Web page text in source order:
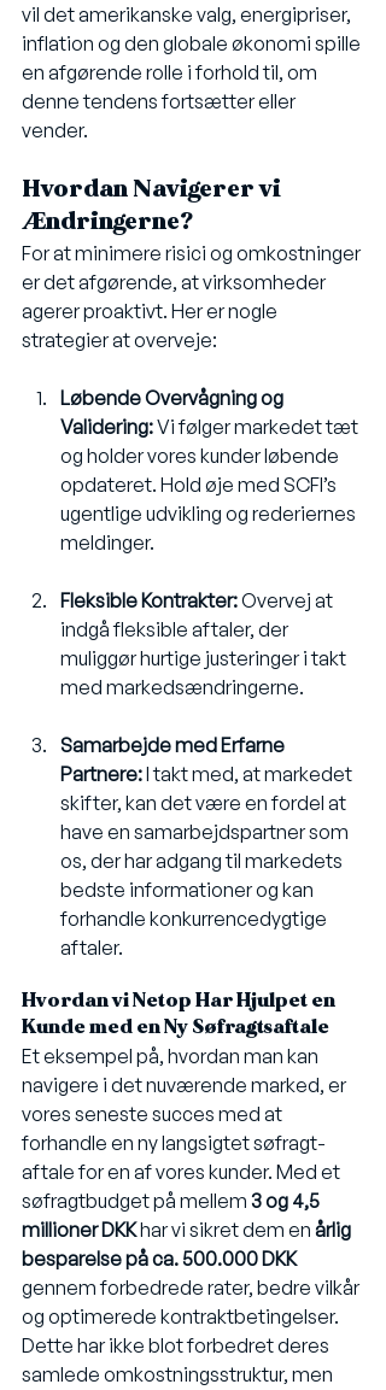
vil det amerikanske valg, energipriser,
inflation og den globale økonomi spille
en afgørende rolle i forhold til, om
denne tendens fortsætter eller
vender.
Hvordan Navigerer vi
Ændringerne?
For at minimere risici og omkostninger
er det afgørende, at virksomheder
agerer proaktivt. Her er nogle
strategier at overveje:
Løbende Overvågning og
Validering: Vi følger markedet tæt
og holder vores kunder løbende
opdateret. Hold øje med SCFI’s
ugentlige udvikling og rederiernes
meldinger.
Fleksible Kontrakter: Overvej at
indgå fleksible aftaler, der
muliggør hurtige justeringer i takt
med markedsændringerne.
Samarbejde med Erfarne
Partnere: I takt med, at markedet
skifter, kan det være en fordel at
have en samarbejdspartner som
os, der har adgang til markedets
bedste informationer og kan
forhandle konkurrencedygtige
aftaler.
Hvordan vi Netop Har Hjulpet en
Kunde med en Ny Søfragtsaftale
Et eksempel på, hvordan man kan
navigere i det nuværende marked, er
vores seneste succes med at
forhandle en ny langsigtet søfragt-
aftale for en af vores kunder. Med et
søfragtbudget på mellem 3 og 4,5
millioner DKK har vi sikret dem en årlig
besparelse på ca. 500.000 DKK
gennem forbedrede rater, bedre vilkår
og optimerede kontraktbetingelser.
Dette har ikke blot forbedret deres
samlede omkostningsstruktur, men